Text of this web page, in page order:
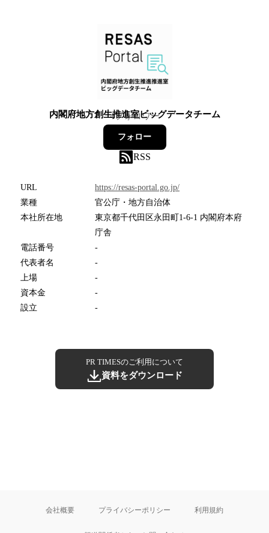
内閣府地方創生推進室ビッグデータチーム
4フォロワー
フォロー
RSS
URL
https://resas-portal.go.jp/
業種
官公庁・地方自治体
本社所在地
東京都千代田区永田町1-6-1 内閣府本府
庁舎
電話番号
-
代表者名
-
上場
-
資本金
-
設立
-
PR TIMESのご利用について
資料をダウンロード
会社概要 プライバシーポリシー 利用規約